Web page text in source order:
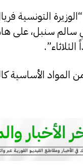
التونسية
سالم سنبل، على
الأساسية